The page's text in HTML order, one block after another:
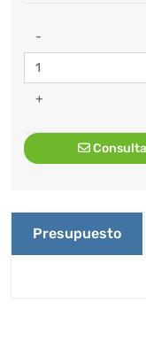
-
+
Consulta
Presupuesto